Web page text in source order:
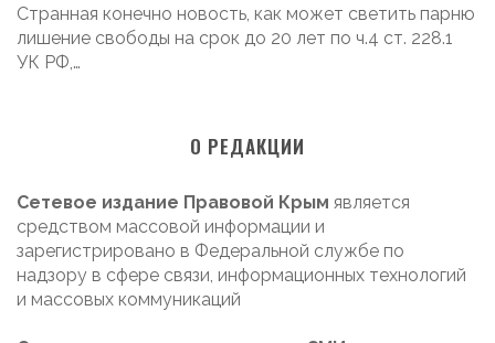
Странная конечно новость, как может светить парню
лишение свободы на срок до 20 лет по ч.4 ст. 228.1
УК РФ,…
О РЕДАКЦИИ
Сетевое издание Правовой Крым является
средством массовой информации и
зарегистрировано в Федеральной службе по
надзору в сфере связи, информационных технологий
и массовых коммуникаций